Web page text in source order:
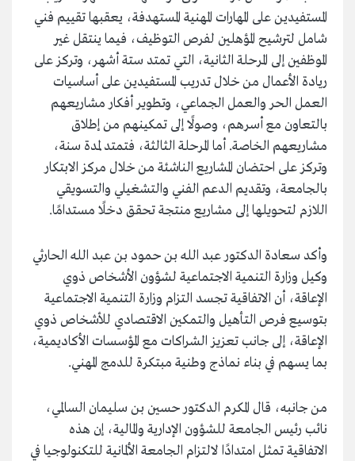
المستفيدين على المهارات المهنية المستهدفة، يعقبها تقييم فني
شامل لترشيح المؤهلين لفرص التوظيف، فيما ينتقل غير
الموظفين إلى المرحلة الثانية، التي تمتد ستة أشهر، وتركز على
ريادة الأعمال من خلال تدريب المستفيدين على أساسيات
العمل الحر والعمل الجماعي، وتطوير أفكار مشاريعهم
بالتعاون مع أسرهم، وصولًا إلى تمكينهم من إطلاق
مشاريعهم الخاصة. أما المرحلة الثالثة، فتمتد لمدة سنة،
وتركز على احتضان المشاريع الناشئة من خلال مركز الابتكار
بالجامعة، وتقديم الدعم الفني والتشغيلي والتسويقي
اللازم لتحويلها إلى مشاريع منتجة تحقق دخلًا مستدامًا.
وأكد سعادة الدكتور عبد الله بن حمود بن عبد الله الحارثي
وكيل وزارة التنمية الاجتماعية لشؤون الأشخاص ذوي
الإعاقة، أن الاتفاقية تجسد التزام وزارة التنمية الاجتماعية
بتوسيع فرص التأهيل والتمكين الاقتصادي للأشخاص ذوي
الإعاقة، إلى جانب تعزيز الشراكات مع المؤسسات الأكاديمية،
بما يسهم في بناء نماذج وطنية مبتكرة للدمج المهني.
من جانبه، قال المكرم الدكتور حسين بن سليمان السالمي،
نائب رئيس الجامعة للشؤون الإدارية والمالية، إن هذه
الاتفاقية تمثل امتدادًا لالتزام الجامعة الألمانية للتكنولوجيا في